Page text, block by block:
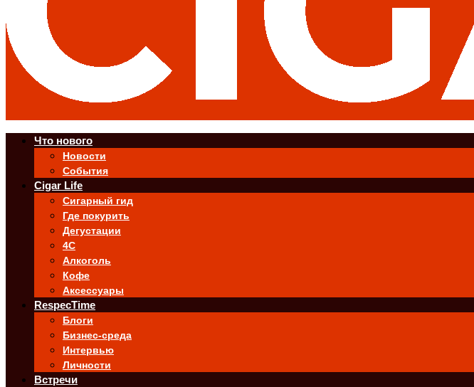
Что нового
Новости
События
Cigar Life
Сигарный гид
Где покурить
Дегустации
4C
Алкоголь
Кофе
Аксессуары
RespecTime
Блоги
Бизнес-среда
Интервью
Личности
Встречи